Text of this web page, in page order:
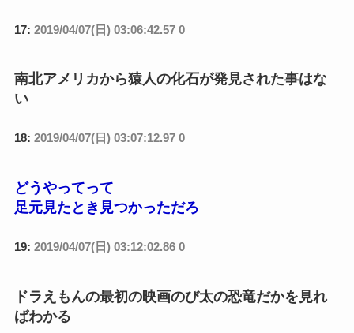
17: 2019/04/07(日) 03:06:42.57 0
南北アメリカから猿人の化石が発見された事はな
い
18: 2019/04/07(日) 03:07:12.97 0
どうやってって
足元見たとき見つかっただろ
19: 2019/04/07(日) 03:12:02.86 0
ドラえもんの最初の映画のび太の恐竜だかを見れ
ばわかる